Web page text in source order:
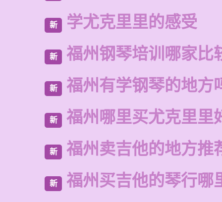
新 学尤克里里的感受
新 福州钢琴培训哪家比
新 福州有学钢琴的地方
新 福州哪里买尤克里里
新 福州卖吉他的地方推
新 福州买吉他的琴行哪